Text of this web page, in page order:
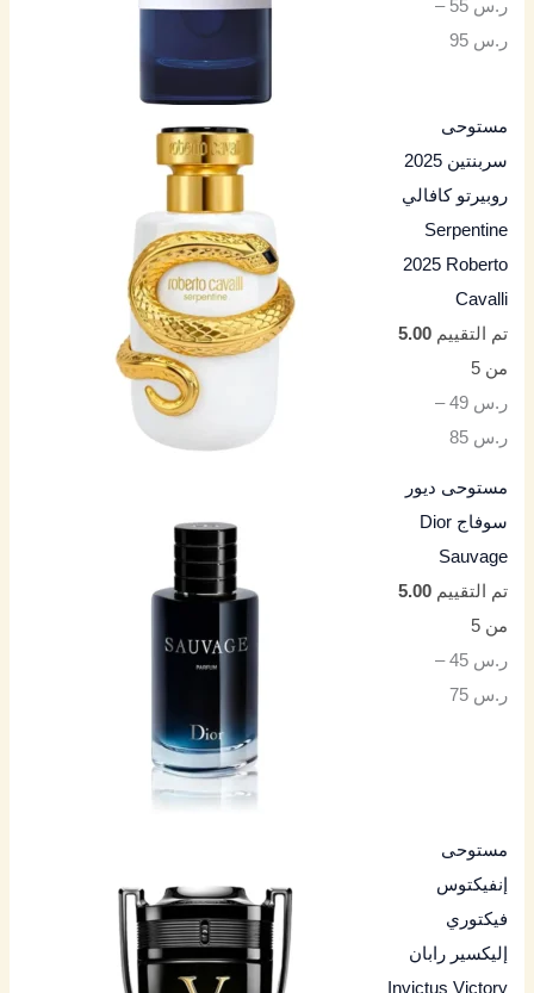
ر.س 55
–
ر.س 95
مستوحى
سربنتين 2025
روبيرتو كافالي
Serpentine
2025 Roberto
Cavalli
تم التقييم5.00
من 5
ر.س 49
–
ر.س 85
مستوحى ديور
سوفاج Dior
Sauvage
تم التقييم5.00
من 5
ر.س 45
–
ر.س 75
مستوحى
إنفيكتوس
فيكتوري
إليكسير رابان
Invictus Victory